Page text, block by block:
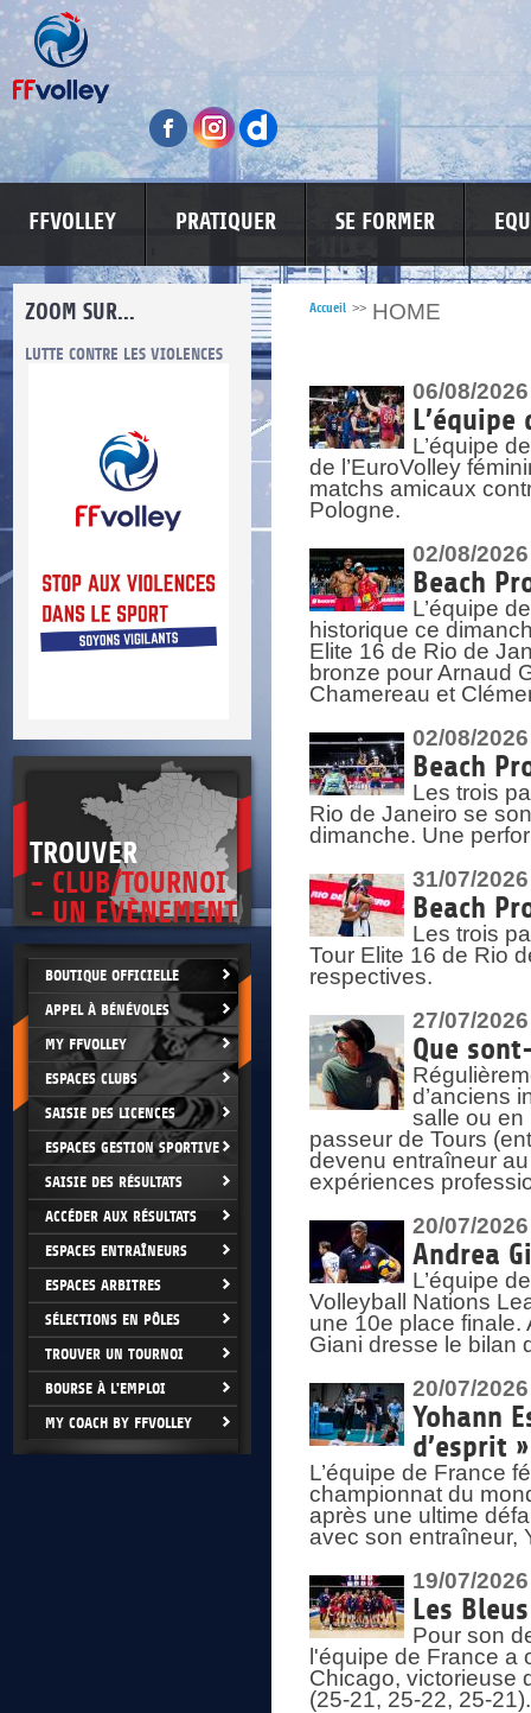
FFVOLLEY PRATIQUER SE FORMER
ZOOM SUR...
LUTTE CONTRE LES VIOLENCES MA PETITE SPONSO
>
TROUVER
- CLUB/TOURNOI
- UN EVÈNEMENT
BOUTIQUE OFFICIELLE
APPEL À BÉNÉVOLES
MY FFVOLLEY
ESPACES CLUBS
SAISIE DES LICENCES
ESPACES GESTION SPORTIVE
SAISIE DES RÉSULTATS
ACCÉDER AUX RÉSULTATS
ESPACES ENTRAÎNEURS
ESPACES ARBITRES
SÉLECTIONS EN PÔLES
TROUVER UN TOURNOI
BOURSE À L'EMPLOI
MY COACH BY FFVOLLEY
Accueil >> HOME
06/08/2026
L’équipe
L’équipe
de l’EuroVolley
matchs amicaux
Pologne.
02/08/2026
Beach
L’équipe
historique ce
Elite 16 de Rio de
bronze pour Arnaud
Chamereau et
02/08/2026
Beach
Les trois
Rio de Janeiro se
dimanche. Une
31/07/2026
Beach
Les trois
Tour Elite 16 de Rio
respectives.
27/07/2026
Que
d’anciens
salle ou en
passeur de Tours
devenu entraîneur
expériences
20/07/2026
Andrea
L’équipe
Volleyball Nations
une 10e place finale.
Giani dresse le bilan
20/07/2026
Yohann
d’esprit »
L’équipe de France
championnat du
après une ultime
avec son entraîneur,
19/07/2026
Les
Pour son
l'équipe de France a
Chicago, victorieuse
(25-21, 25-22, 25-